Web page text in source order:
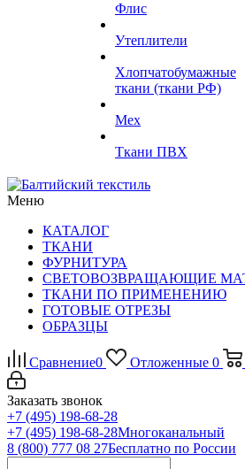
Флис
Утеплители
Хлопчатобумажные
ткани (ткани РФ)
Мех
Ткани ПВХ
Меню
КАТАЛОГ
ТКАНИ
ФУРНИТУРА
СВЕТОВОЗВРАЩАЮЩИЕ
ТКАНИ ПО ПРИМЕНЕНИЮ
ГОТОВЫЕ ОТРЕЗЫ
ОБРАЗЦЫ
Сравнение0 Отложенные 0
Заказать звонок
+7 (495) 198-68-28
+7 (495) 198-68-28Многоканальный
8 (800) 777 08 27Бесплатно по России